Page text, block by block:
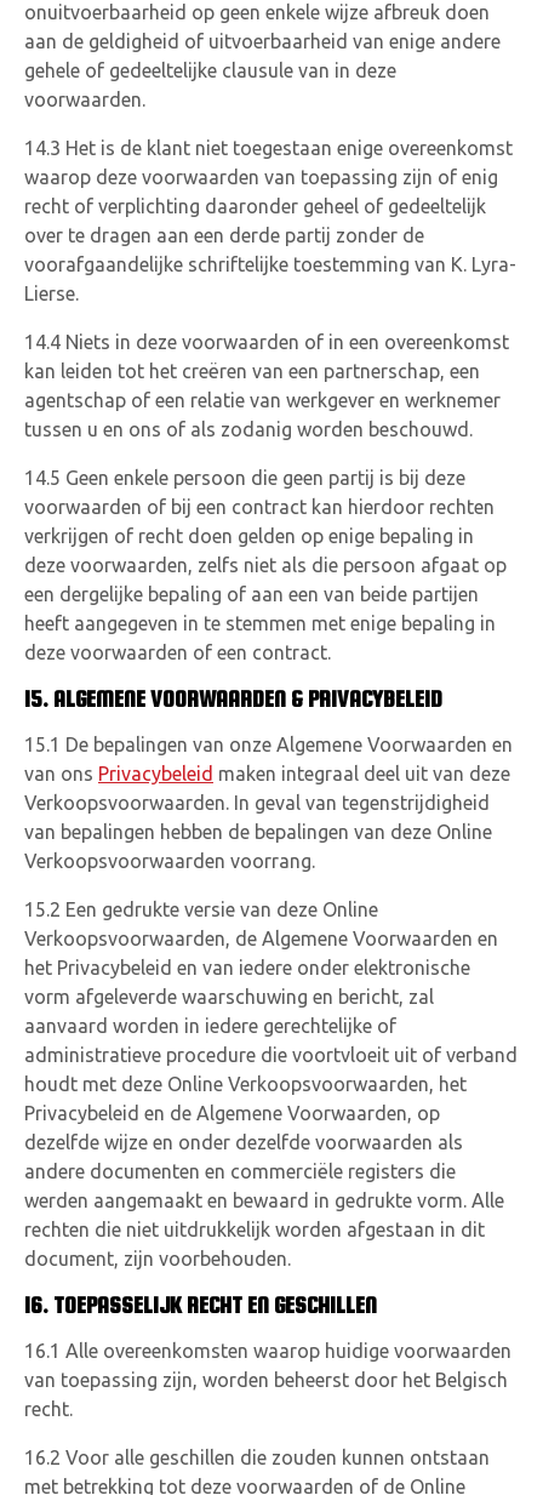
onuitvoerbaarheid op geen enkele wijze afbreuk doen
aan de geldigheid of uitvoerbaarheid van enige andere
gehele of gedeeltelijke clausule van in deze
voorwaarden.
14.3 Het is de klant niet toegestaan enige overeenkomst
waarop deze voorwaarden van toepassing zijn of enig
recht of verplichting daaronder geheel of gedeeltelijk
over te dragen aan een derde partij zonder de
voorafgaandelijke schriftelijke toestemming van K. Lyra-
Lierse.
14.4 Niets in deze voorwaarden of in een overeenkomst
kan leiden tot het creëren van een partnerschap, een
agentschap of een relatie van werkgever en werknemer
tussen u en ons of als zodanig worden beschouwd.
14.5 Geen enkele persoon die geen partij is bij deze
voorwaarden of bij een contract kan hierdoor rechten
verkrijgen of recht doen gelden op enige bepaling in
deze voorwaarden, zelfs niet als die persoon afgaat op
een dergelijke bepaling of aan een van beide partijen
heeft aangegeven in te stemmen met enige bepaling in
deze voorwaarden of een contract.
15. ALGEMENE VOORWAARDEN & PRIVACYBELEID
15.1 De bepalingen van onze Algemene Voorwaarden en
van ons Privacybeleid maken integraal deel uit van deze
Verkoopsvoorwaarden. In geval van tegenstrijdigheid
van bepalingen hebben de bepalingen van deze Online
Verkoopsvoorwaarden voorrang.
15.2 Een gedrukte versie van deze Online
Verkoopsvoorwaarden, de Algemene Voorwaarden en
het Privacybeleid en van iedere onder elektronische
vorm afgeleverde waarschuwing en bericht, zal
aanvaard worden in iedere gerechtelijke of
administratieve procedure die voortvloeit uit of verband
houdt met deze Online Verkoopsvoorwaarden, het
Privacybeleid en de Algemene Voorwaarden, op
dezelfde wijze en onder dezelfde voorwaarden als
andere documenten en commerciële registers die
werden aangemaakt en bewaard in gedrukte vorm. Alle
rechten die niet uitdrukkelijk worden afgestaan in dit
document, zijn voorbehouden.
16. TOEPASSELIJK RECHT EN GESCHILLEN
16.1 Alle overeenkomsten waarop huidige voorwaarden
van toepassing zijn, worden beheerst door het Belgisch
recht.
16.2 Voor alle geschillen die zouden kunnen ontstaan
met betrekking tot deze voorwaarden of de Online